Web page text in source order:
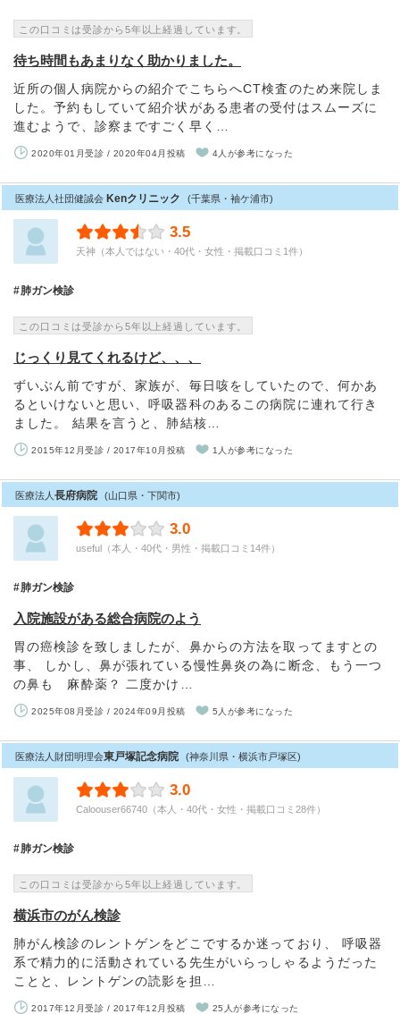
この口コミは受診から5年以上経過しています。
待ち時間もあまりなく助かりました。
近所の個人病院からの紹介でこちらへCT検査のため来院しま
した。予約もしていて紹介状がある患者の受付はスムーズに
進むようで、診察まですごく早く…
2020年01月受診 / 2020年04月投稿 4人が参考になった
医療法人社団健誠会 Kenクリニック (千葉県・袖ケ浦市)
3.5
天神（本人ではない・40代・女性・掲載口コミ1件）
肺ガン検診
この口コミは受診から5年以上経過しています。
じっくり見てくれるけど、、、
ずいぶん前ですが、家族が、毎日咳をしていたので、何かあ
るといけないと思い、呼吸器科のあるこの病院に連れて行き
ました。 結果を言うと、肺結核…
2015年12月受診 / 2017年10月投稿 1人が参考になった
医療法人 長府病院 (山口県・下関市)
3.0
useful（本人・40代・男性・掲載口コミ14件）
肺ガン検診
入院施設がある総合病院のよう
胃の癌検診を致しましたが、鼻からの方法を取ってますとの
事、 しかし、鼻が張れている慢性鼻炎の為に断念、もう一つ
の鼻も 麻酔薬？ 二度かけ…
2025年08月受診 / 2024年09月投稿 5人が参考になった
医療法人財団明理会東戸塚記念病院 (神奈川県・横浜市戸塚区)
3.0
Caloouser66740（本人・40代・女性・掲載口コミ28件）
肺ガン検診
この口コミは受診から5年以上経過しています。
横浜市のがん検診
肺がん検診のレントゲンをどこでするか迷っており、 呼吸器
系で精力的に活動されている先生がいらっしゃるようだった
ことと、レントゲンの読影を担…
2017年12月受診 / 2017年12月投稿 25人が参考になった